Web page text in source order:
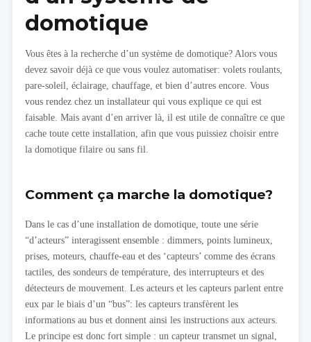
domotique
Vous êtes à la recherche d’un système de domotique? Alors vous
devez savoir déjà ce que vous voulez automatiser: volets roulants,
pare-soleil, éclairage, chauffage, et bien d’autres encore. Vous
vous rendez chez un installateur qui vous explique ce qui est
faisable. Mais avant d’en arriver là, il est utile de connaître ce que
cache toute cette installation, afin que vous puissiez choisir entre
la domotique filaire ou sans fil.
Comment ça marche la domotique?
Dans le cas d’une installation de domotique, toute une série
“d’acteurs” interagissent ensemble : dimmers, points lumineux,
prises, moteurs, chauffe-eau et des ‘capteurs’ comme des écrans
tactiles, des sondeurs de température, des interrupteurs et des
détecteurs de mouvement. Les acteurs et les capteurs parlent entre
eux par le biais d’un “bus”: les capteurs transfèrent les
informations au bus et donnent ainsi les instructions aux acteurs.
Le principe est donc fort simple : un capteur transmet un signal,